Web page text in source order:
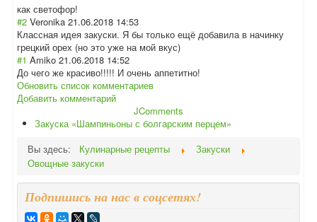
как светофор!
#2 Veronika 21.06.2018 14:53
Классная идея закуски. Я бы только ещё добавила в начинку
грецкий орех (но это уже на мой вкус)
#1 Amiko 21.06.2018 14:52
До чего же красиво!!!!! И очень аппетитно!
Обновить список комментариев
Добавить комментарий
JComments
Закуска «Шампиньоны с болгарским перцем»
Вы здесь:
Кулинарные рецепты
Закуски
Овощные закуски
Подпишись на нас в соцсетях!